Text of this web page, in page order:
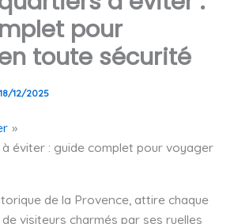
pour
toute sécurité
18/12/2025
éviter : guide complet pour voyager
de la Provence, attire chaque
visiteurs charmés par ses ruelles